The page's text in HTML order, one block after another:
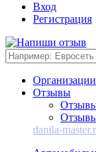
Вход
Регистрация
Организации
Отзывы
danila-